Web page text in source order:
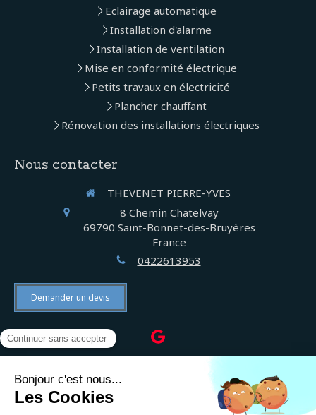
Eclairage automatique
Installation d'alarme
Installation de ventilation
Mise en conformité électrique
Petits travaux en électricité
Plancher chauffant
Rénovation des installations électriques
Nous contacter
THEVENET PIERRE-YVES
8 Chemin Chatelvay
69790 Saint-Bonnet-des-Bruyères
France
0422613953
Demander un devis
©2022 THEVENET PIERRE-YVES - Électricien